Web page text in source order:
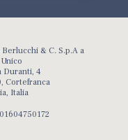
Berlucchi & C. S.p.A a
Duranti, 4
Cortefranca
Italia